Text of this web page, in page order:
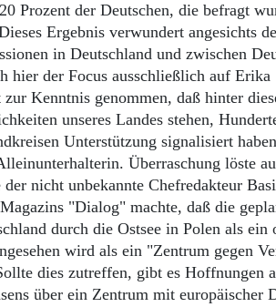
Prozent der Deutschen, die befragt
Ergebnis verwundert angesichts
in Deutschland und zwischen
hier der Focus ausschließlich auf Erika
Kenntnis genommen, daß hinter
unseres Landes stehen,
Unterstützung signalisiert
Überraschung löste
nicht unbekannte Chefredakteur
"Dialog" machte, daß die
durch die Ostsee in Polen als
wird als ein "Zentrum gegen
dies zutreffen, gibt es Hoffnungen
über ein Zentrum mit europäischer